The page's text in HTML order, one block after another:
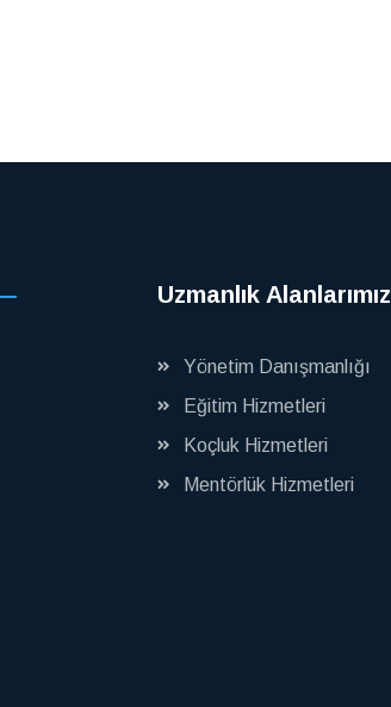
Uzmanlık Alanlarımız
Yönetim Danışmanlığı
Eğitim Hizmetleri
Koçluk Hizmetleri
Mentörlük Hizmetleri